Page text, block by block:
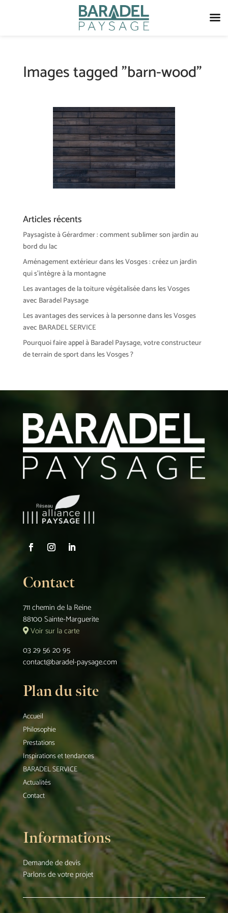
Images tagged "barn-wood"
Articles récents
Paysagiste à Gérardmer : comment sublimer son jardin au
bord du lac
Aménagement extérieur dans les Vosges : créez un jardin
qui s’intègre à la montagne
Les avantages de la toiture végétalisée dans les Vosges
avec Baradel Paysage
Les avantages des services à la personne dans les Vosges
avec BARADEL SERVICE
Pourquoi faire appel à Baradel Paysage, votre constructeur
de terrain de sport dans les Vosges ?
Contact
711 chemin de la Reine
88100 Sainte-Marguerite
Voir sur la carte
03 29 56 20 95
contact@baradel-paysage.com
Plan du site
Accueil
Philosophie
Prestations
Inspirations et tendances
BARADEL SERVICE
Actualités
Contact
Informations
Demande de devis
Parlons de votre projet